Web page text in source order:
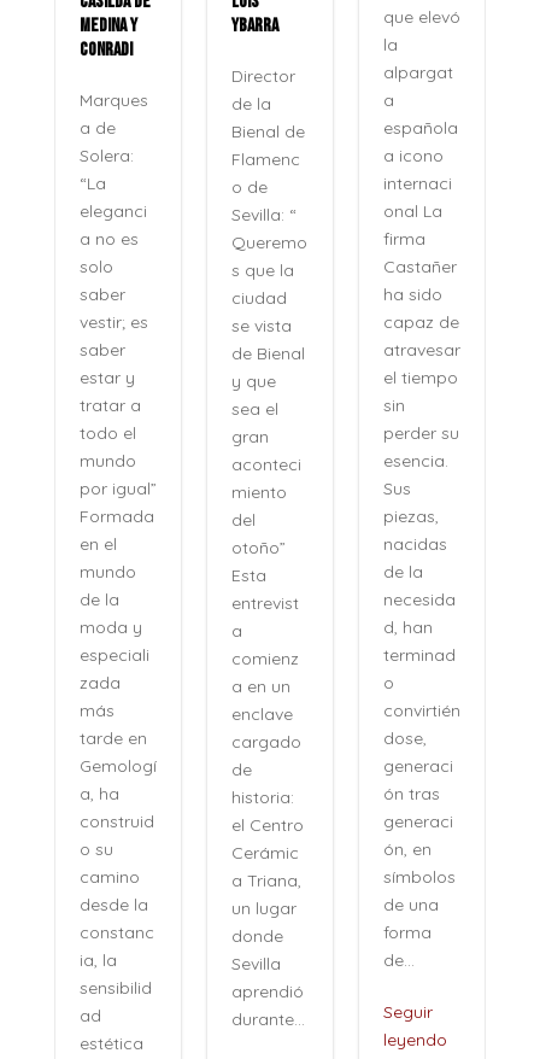
MEDINA Y
CONRADI
Marques
a de
Solera:
“La
eleganci
a no es
solo
saber
vestir; es
saber
estar y
tratar a
todo el
mundo
por igual”
Formada
en el
mundo
de la
moda y
especiali
zada
más
tarde en
Gemologí
a, ha
construid
o su
camino
desde la
constanc
ia, la
sensibilid
ad
estética
YBARRA
Director
de la
Bienal de
Flamenc
o de
Sevilla: “
Queremo
s que la
ciudad
se vista
de Bienal
y que
sea el
gran
aconteci
miento
del
otoño”
Esta
entrevist
a
comienz
a en un
enclave
cargado
de
historia:
el Centro
Cerámic
a Triana,
un lugar
donde
Sevilla
aprendió
durante...
que elevó
la
alpargat
a
española
a icono
internaci
onal La
firma
Castañer
ha sido
capaz de
atravesar
el tiempo
sin
perder su
esencia.
Sus
piezas,
nacidas
de la
necesida
d, han
terminad
o
convirtién
dose,
generaci
ón tras
generaci
ón, en
símbolos
de una
forma
de...
Seguir
leyendo